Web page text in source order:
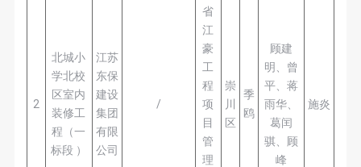
2
北城小
学北校
区室内
装修工
程（一
标段 ）
江苏
东保
建设
集团
有限
公司
/
省
江
豪
工
程
项
目
管
理
崇
川
区
季
鸥
顾建
明、曾
平、蒋
雨华、
葛闰
骐、顾
峰
施炎